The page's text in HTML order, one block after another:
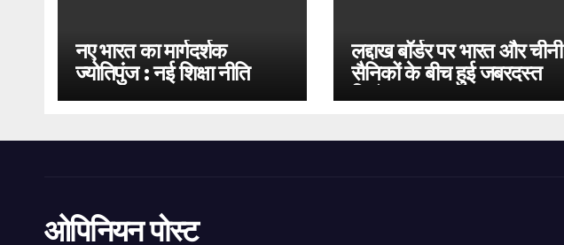
नए भारत का मार्गदर्शक
ज्योतिपुंज : नई शिक्षा नीति
2020
लद्दाख बॉर्डर पर भारत और चीनी
सैनिकों के बीच हुई जबरदस्त
भिड़ंत
ओपिनियन पोस्ट